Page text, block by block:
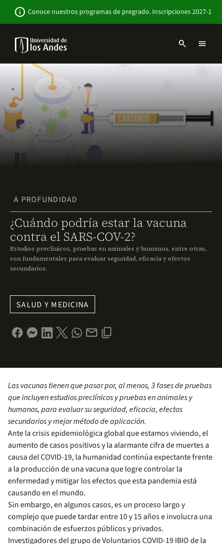
contenido
info Conoce nuestros programas de pregrado. Inscripciones 2027-1
Navbar
Sitio
Institucional
search menu
A PROFUNDIDAD
¿Cuándo podría estar la vacuna
contra el SARS-COV-2?
Estudios preclínicos, pruebas en animales y humanos, entre otras,
son fundamentales para evaluar seguridad, eficacia y efectos
secundarios.
SALUD Y MEDICINA
Las vacunas tienen que pasar por, al menos, 3 fases de pruebas
que incluyen estudios preclínicos y pruebas en animales y
humanos, para evaluar su seguridad, eficacia, efectos
secundarios y mejor método de aplicación.
Ante la crisis epidemiológica global que estamos viviendo, el
aumento de casos positivos y la alarmante cifra de muertes a
causa del COVID-19, la humanidad continúa expectante frente
a la producción de una vacuna que logre controlar la
enfermedad y mitigar los efectos que esta pandemia está
causando en el mundo.
Sin embargo, en algunos casos, es un proceso largo y
complejo que puede tardar entre 10 y 15 años e involucra una
combinación de esfuerzos públicos y privados.
Investigadores del grupo de Voluntarios COVID-19 IBIO de la